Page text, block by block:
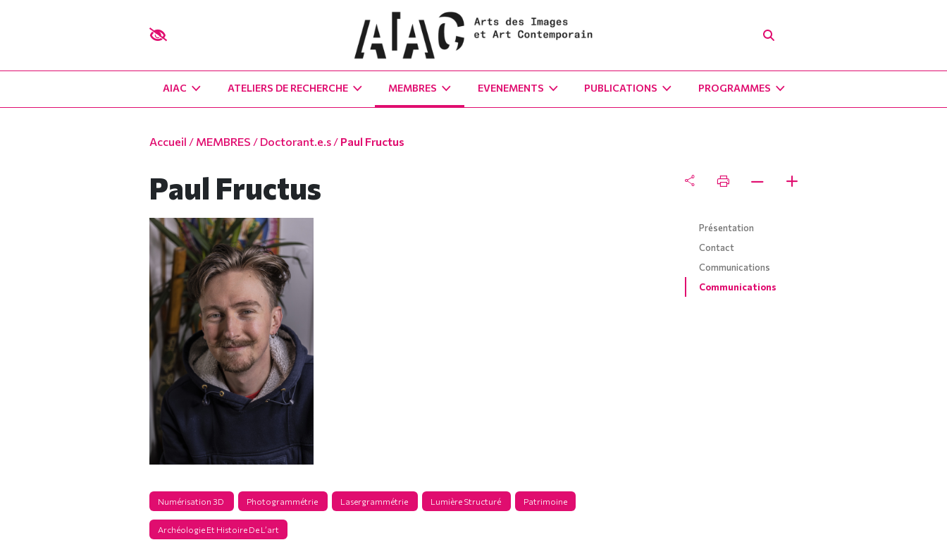
AIAC ATELIERS DE RECHERCHE MEMBRES EVENEMENTS PUBLICATIONS PROGRAMMES
Accueil / MEMBRES / Doctorant.e.s / Paul Fructus
Paul Fructus
Numérisation 3D Photogrammétrie Lasergrammétrie Lumière Structuré Patrimoine
Archéologie Et Histoire De L’art
Présentation
Contact
Communications
Communications